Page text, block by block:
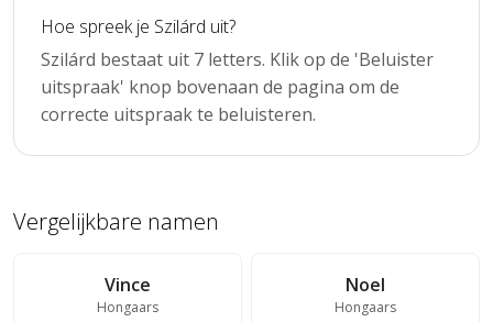
Hoe spreek je Szilárd uit?
Szilárd bestaat uit 7 letters. Klik op de 'Beluister
uitspraak' knop bovenaan de pagina om de
correcte uitspraak te beluisteren.
Vergelijkbare namen
Vince
Hongaars
Noel
Hongaars